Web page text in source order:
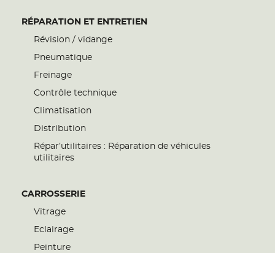
RÉPARATION ET ENTRETIEN
Révision / vidange
Pneumatique
Freinage
Contrôle technique
Climatisation
Distribution
Répar’utilitaires : Réparation de véhicules
utilitaires
CARROSSERIE
Vitrage
Eclairage
Peinture